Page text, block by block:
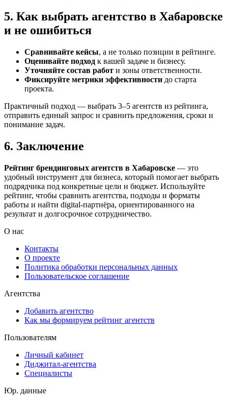
5. Как выбрать агентство в Хабаровске
и не ошибиться
Сравнивайте кейсы, а не только позиции в рейтинге.
Оценивайте подход к вашей задаче и бизнесу.
Уточняйте состав работ и зоны ответственности.
Фиксируйте метрики эффективности до старта
проекта.
Практичный подход — выбрать 3–5 агентств из рейтинга,
отправить единый запрос и сравнить предложения, сроки и
понимание задач.
6. Заключение
Рейтинг брендинговых агентств в Хабаровске — это
удобный инструмент для бизнеса, который помогает выбрать
подрядчика под конкретные цели и бюджет. Используйте
рейтинг, чтобы сравнить агентства, подходы и форматы
работы и найти digital-партнёра, ориентированного на
результат и долгосрочное сотрудничество.
О нас
Контакты
О проекте
Политика обработки персональных данных
Пользовательское соглашение
Агентства
Добавить агентство
Как мы формируем рейтинг агентств
Пользователям
Личный кабинет
Диджитал-агентства
Специалисты
Юр. данные